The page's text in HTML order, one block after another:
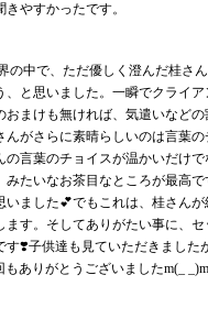
やすかったです。
中で、ただ優しく澄んだ桂さ
と思いました。一瞬でクライ
まけも無ければ、気遣いなど
がさらに素晴らしいのは言葉
言葉のチョイスが温かいだけ
たいなお茶目なところが最高
ました💕でもこれは、桂さん
す。そしてありがたい事に、
❣️子供達も見ていただきました
ありがとうございましたm(_ _)m